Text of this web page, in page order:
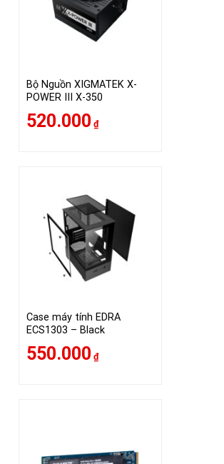
Bộ Nguồn XIGMATEK X-
POWER III X-350
520.000 ₫
Case máy tính EDRA
ECS1303 – Black
550.000 ₫